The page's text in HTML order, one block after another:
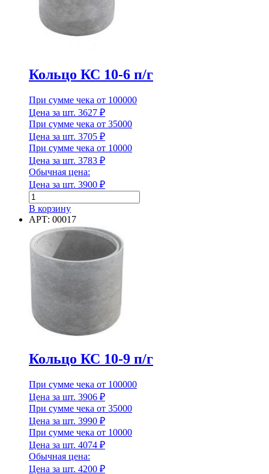
Количество в тонне
Количество в тонне
Количество в упаковке
Количество в упаковке
Макс. рабочая температура
Макс. рабочая температура
Марка
Марка плотности
Марка плотности
Кольцо КС 10-6 п/г
При сумме чека от 100000
Цена за шт. 3627 ₽
При сумме чека от 35000
Цена за шт. 3705 ₽
При сумме чека от 10000
Цена за шт. 3783 ₽
Обычная цена:
Цена за шт. 3900 ₽
Количество
товара
Кольцо
10-
6
В корзину
АРТ: 00017
Кольцо КС 10-9 п/г
При сумме чека от 100000
Цена за шт. 3906 ₽
При сумме чека от 35000
Цена за шт. 3990 ₽
При сумме чека от 10000
Цена за шт. 4074 ₽
Обычная цена:
Цена за шт. 4200 ₽